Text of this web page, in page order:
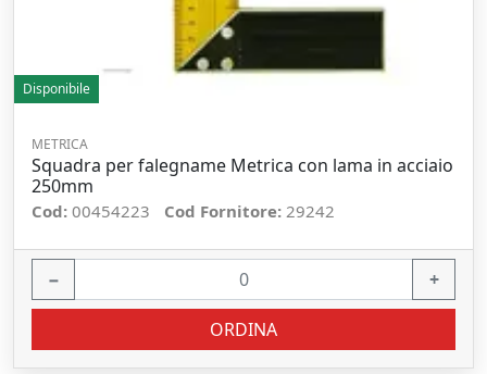
Disponibile
METRICA
Squadra per falegname Metrica con lama in acciaio
250mm
Cod: 00454223 Cod Fornitore: 29242
− +
ORDINA